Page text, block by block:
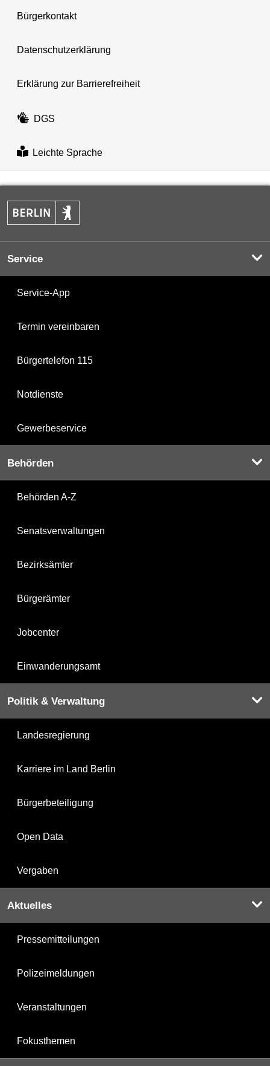
Bürgerkontakt
Datenschutzerklärung
Erklärung zur Barrierefreiheit
DGS
Leichte Sprache
Service
Service-App
Termin vereinbaren
Bürgertelefon 115
Notdienste
Gewerbeservice
Behörden
Behörden A-Z
Senatsverwaltungen
Bezirksämter
Bürgerämter
Jobcenter
Einwanderungsamt
Politik & Verwaltung
Landesregierung
Karriere im Land Berlin
Bürgerbeteiligung
Open Data
Vergaben
Aktuelles
Pressemitteilungen
Polizeimeldungen
Veranstaltungen
Fokusthemen